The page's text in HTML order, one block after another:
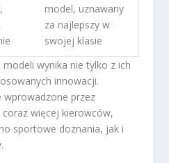
model, uznawany
za najlepszy w
swojej klasie
wynika nie tylko z ich
innowacji.
wprowadzone przez
więcej kierowców,
sportowe doznania, jak i